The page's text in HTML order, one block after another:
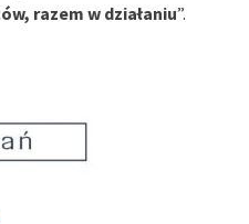
razem w działaniu”.